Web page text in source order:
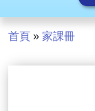
首頁 » 家課冊